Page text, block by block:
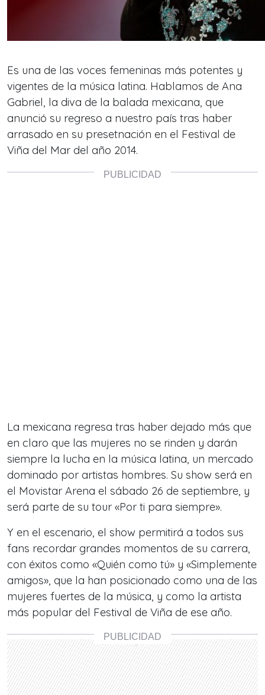
Es una de las voces femeninas más potentes y
vigentes de la música latina. Hablamos de Ana
Gabriel, la diva de la balada mexicana, que
anunció su regreso a nuestro país tras haber
arrasado en su presetnación en el Festival de
Viña del Mar del año 2014.
La mexicana regresa tras haber dejado más que
en claro que las mujeres no se rinden y darán
siempre la lucha en la música latina, un mercado
dominado por artistas hombres. Su show será en
el Movistar Arena el sábado 26 de septiembre, y
será parte de su tour «Por ti para siempre».
Y en el escenario, el show permitirá a todos sus
fans recordar grandes momentos de su carrera,
con éxitos como «Quién como tú» y «Simplemente
amigos», que la han posicionado como una de las
mujeres fuertes de la música, y como la artista
más popular del Festival de Viña de ese año.